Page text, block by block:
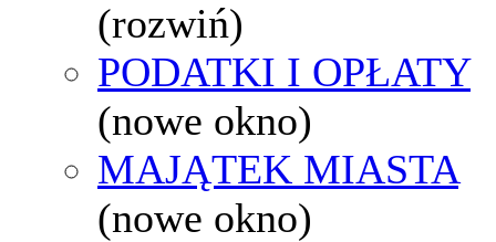
(rozwiń)
PODATKI I OPŁATY
(nowe okno)
MAJĄTEK MIASTA
(nowe okno)